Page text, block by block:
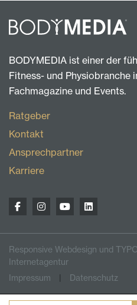
BODYMEDIA ist einer der
Fitness- und Physiobranche
Fachmagazine und Events.
Ratgeber
Kontakt
Ansprechpartner
Karriere
Responsive Webdesign und
Internetagentur
Impressum
Datenschutz